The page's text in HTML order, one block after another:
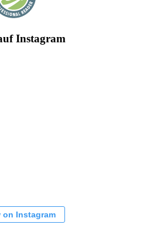
Instagram
on Instagram